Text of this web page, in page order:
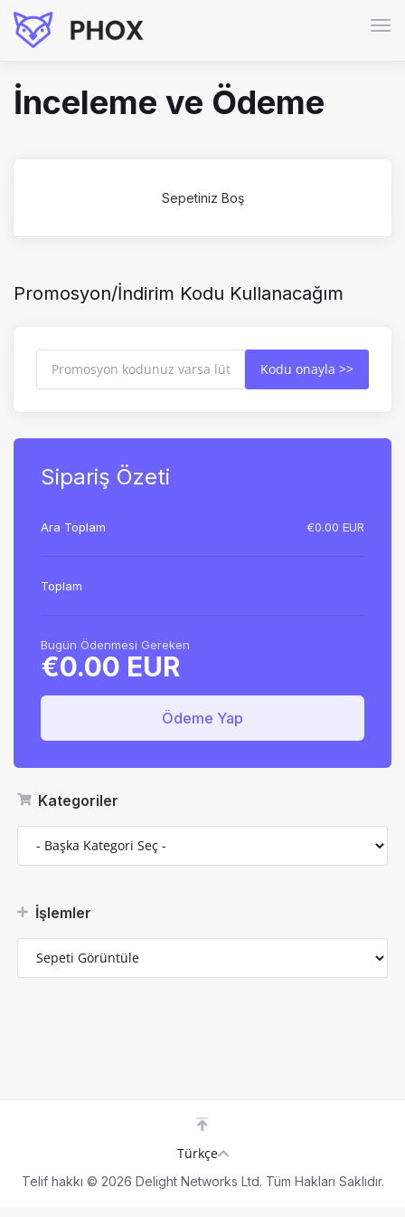
İnceleme ve Ödeme
Kategoriler
İşlemler
Sepetiniz Boş
Promosyon/İndirim Kodu Kullanacağım
Kodu onayla >>
Sipariş Özeti
Ara Toplam €0.00 EUR
Toplam
€0.00 EUR
Bugün Ödenmesi Gereken
Ödeme Yap
Telif hakkı © 2026 Delight Networks Ltd. Tüm Hakları Saklıdır.
Türkçe